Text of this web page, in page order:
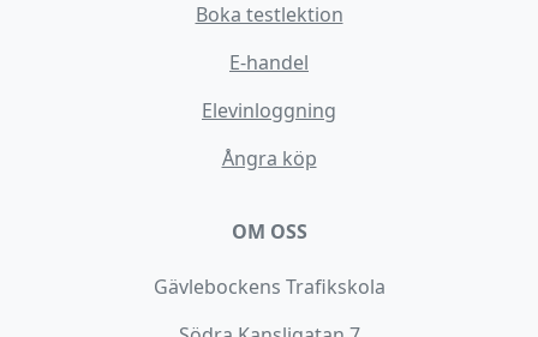
Boka testlektion
E-handel
Elevinloggning
Ångra köp
OM OSS
Gävlebockens Trafikskola